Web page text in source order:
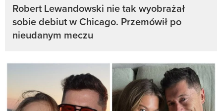
Robert Lewandowski nie tak wyobrażał
sobie debiut w Chicago. Przemówił po
nieudanym meczu